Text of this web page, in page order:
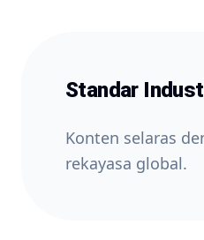
Standar
Konten selaras
rekayasa global.